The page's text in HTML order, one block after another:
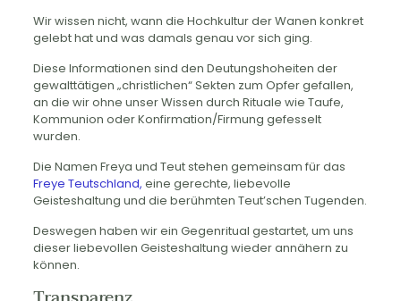
Wir wissen nicht, wann die Hochkultur der Wanen konkret
gelebt hat und was damals genau vor sich ging.
Diese Informationen sind den Deutungshoheiten der
gewalttätigen „christlichen“ Sekten zum Opfer gefallen,
an die wir ohne unser Wissen durch Rituale wie Taufe,
Kommunion oder Konfirmation/Firmung gefesselt
wurden.
Die Namen Freya und Teut stehen gemeinsam für das
Freye Teutschland, eine gerechte, liebevolle
Geisteshaltung und die berühmten Teut’schen Tugenden.
Deswegen haben wir ein Gegenritual gestartet, um uns
dieser liebevollen Geisteshaltung wieder annähern zu
können.